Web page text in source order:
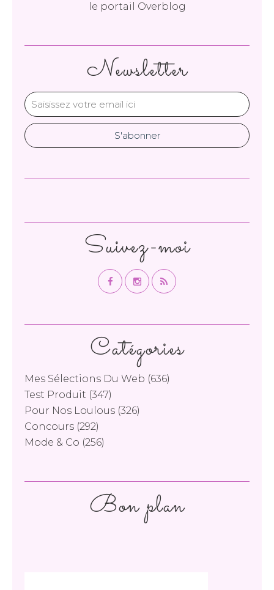
Newsletter
Catégories
Mes Sélections Du Web (636)
Test Produit (347)
Pour Nos Loulous (326)
Concours (292)
Mode & Co (256)
le portail Overblog
Suivez-moi
Bon plan